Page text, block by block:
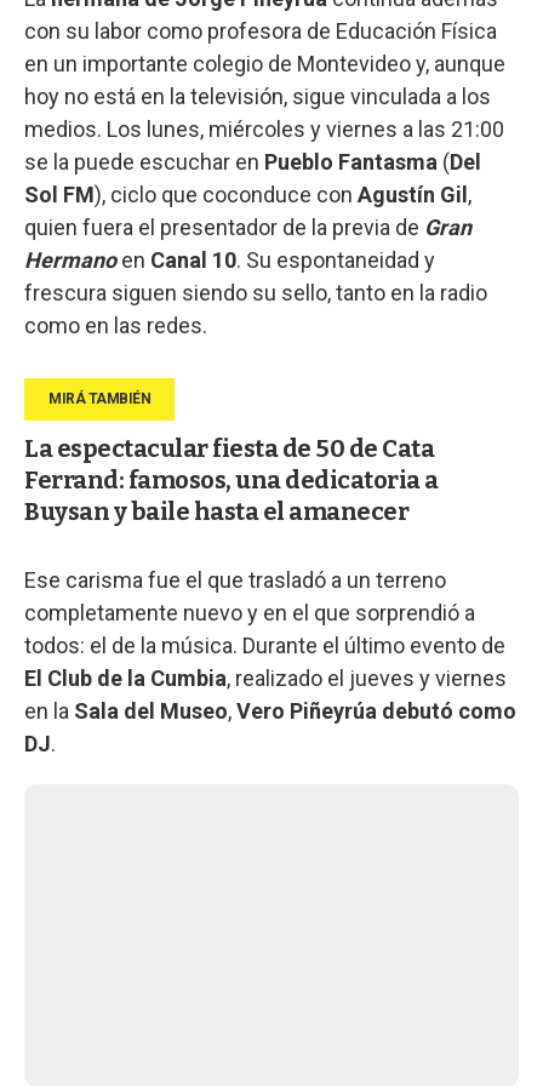
con su labor como profesora de Educación Física
en un importante colegio de Montevideo y, aunque
hoy no está en la televisión, sigue vinculada a los
medios. Los lunes, miércoles y viernes a las 21:00
se la puede escuchar en Pueblo Fantasma (Del
Sol FM), ciclo que coconduce con Agustín Gil ,
quien fuera el presentador de la previa de Gran
Hermanoen Canal 10. Su espontaneidad y
frescura siguen siendo su sello, tanto en la radio
como en las redes.
La espectacular fiesta de 50 de Cata
Ferrand: famosos, una dedicatoria a
Buysan y baile hasta el amanecer
Ese carisma fue el que trasladó a un terreno
completamente nuevo y en el que sorprendió a
todos: el de la música. Durante el último evento de
El Club de la Cumbia, realizado el jueves y viernes
en la Sala del Museo,Vero Piñeyrúa debutó como
DJ.